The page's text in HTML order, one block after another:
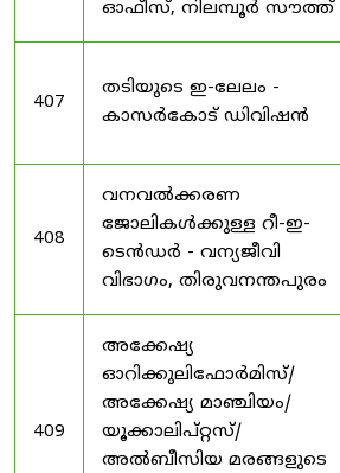
ഓഫീസ്, നിലമ്പൂർ സൗത്ത്
407
തടിയുടെ ഇ-ലേലം -
കാസർകോട് ഡിവിഷൻ
408
വനവൽക്കരണ
ജോലികൾക്കുള്ള റീ-ഇ-
ടെൻഡർ - വന്യജീവി
വിഭാഗം, തിരുവനന്തപുരം
409
അക്കേഷ്യ
ഓറിക്കുലിഫോർമിസ്/
അക്കേഷ്യ മാഞ്ചിയം/
യൂക്കാലിപ്റ്റസ്/
അൽബീസിയ മരങ്ങളുടെ